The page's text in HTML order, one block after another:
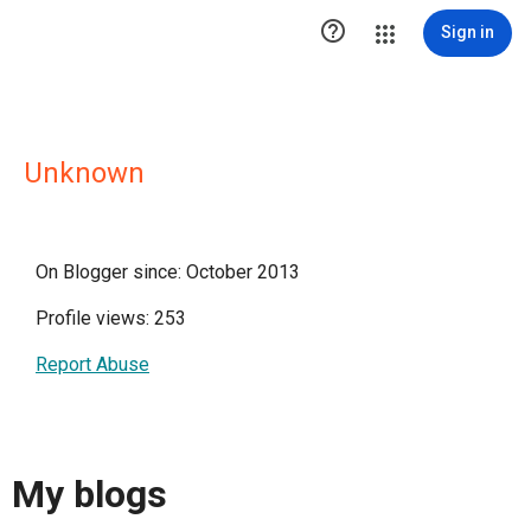
 Sign in
Unknown
On Blogger since: October 2013
Profile views: 253
Report Abuse
My blogs